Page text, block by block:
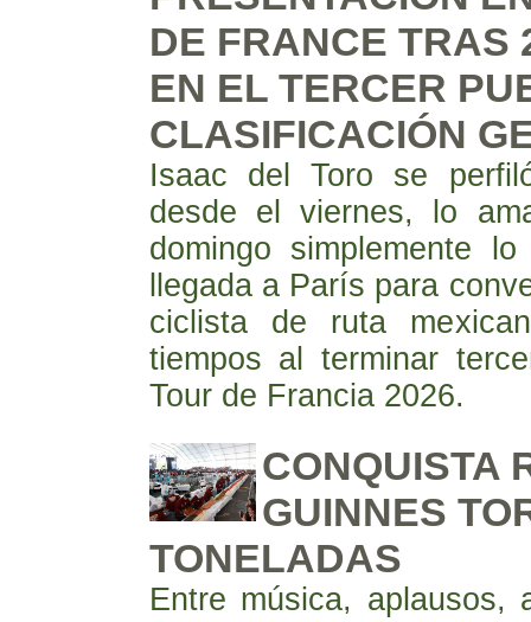
DE FRANCE TRAS
EN EL TERCER
CLASIFICACIÓN
Isaac del Toro se
desde el viernes, lo
domingo simplemente
llegada a París para
ciclista de ruta
tiempos al terminar
Tour de Francia 2026.
CONQUISTA
GUINNES
TONELADAS
Entre música, aplausos,